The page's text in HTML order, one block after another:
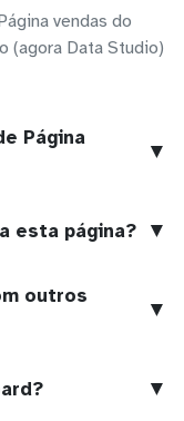
vendas do
(agora Data Studio)
Página
▼
esta página? ▼
outros
▼
▼